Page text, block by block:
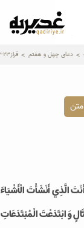
qadiriye.ir
نشریه ی غدیریه-بیانات استاد
دعای چهل و هفتم فراز23-12
أَنْتَ الَّذِي أَنْشَأْتَ
ابْتَدَعْتَ الْمُبْتَدَعَاتِ